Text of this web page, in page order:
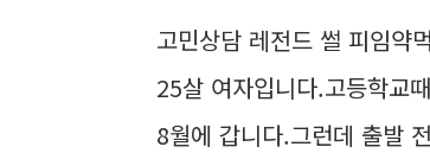
고민상담 레전드 썰 피임약
25살 여자입니다.고등학교
8월에 갑니다.그런데 출발